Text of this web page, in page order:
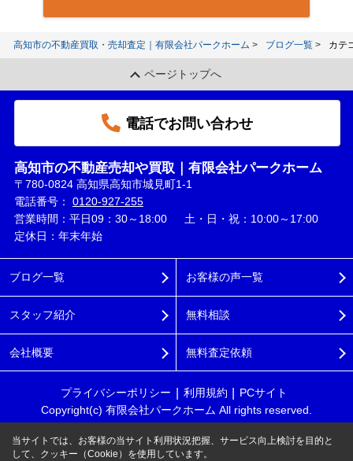
高知市の不動産買取・売却査定｜有限会社パークホーム ブログ一覧 カテ
ページトップへ
電話でお問い合わせ
高知市の不動産売却や買取｜有限会社パークホーム
〒780-0824 高知県高知市城見町1-1
電話番号： 0120-927-255
営業時間：平日09：30～18:00 土・日・祝：10:00～17:00
定休日：年末年始
ブログ一覧
スタッフ紹介
会社概要
お客様の声一覧
無料相談
無料査定依頼
プライバシーポリシー 利用規約
PCサイト
Copyright(c) 有限会社パークホーム All rights reserved.
当サイトでは、お客様の当サイト利用状況把握、サービス向上検討を目的と
して、クッキー（Cookie）を使用しています。